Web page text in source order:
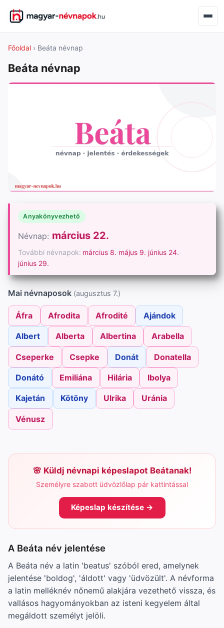
Főoldal › Beáta névnap
Beáta névnap
Anyakönyvezhető
Névnap: március 22.
További névnapok: március 8.·május 9.·június 24.·
június 29.
Mai névnaposok (augusztus 7.)
Áfra Afrodita Afrodité Ajándok
Albert Alberta Albertina Arabella
Cseperke Csepke Donát Donatella
Donátó Emiliána Hilária Ibolya
Kajetán Kötöny Ulrika Uránia
Vénusz
Küldj névnapi képeslapot Beátanak!
Személyre szabott üdvözlőlap pár kattintással
Képeslap készítése →
A Beáta név jelentése
A Beáta név a latin 'beatus' szóból ered, amelynek
jelentése 'boldog', 'áldott' vagy 'üdvözült'. A névforma
a latin melléknév nőnemű alakjára vezethető vissza, és
vallásos hagyományokban az isteni kegyelem által
megáldott személyt jelöli.